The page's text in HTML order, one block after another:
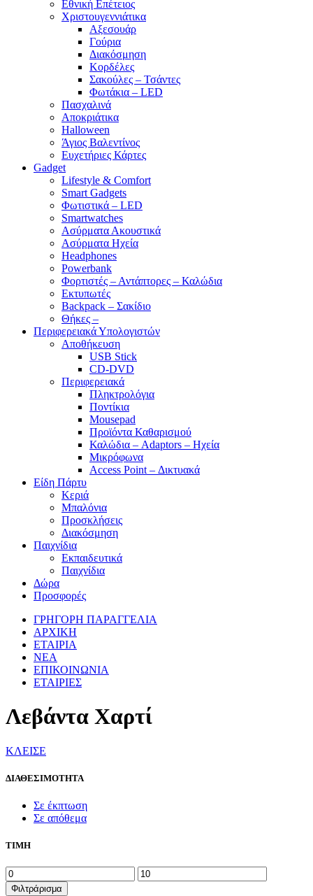
Εθνική Επέτειος
Χριστουγεννιάτικα
Αξεσουάρ
Γούρια
Διακόσμηση
Κορδέλες
Σακούλες – Τσάντες
Φωτάκια – LED
Πασχαλινά
Αποκριάτικα
Halloween
Άγιος Βαλεντίνος
Ευχετήριες Κάρτες
Gadget
Lifestyle & Comfort
Smart Gadgets
Φωτιστικά – LED
Smartwatches
Ασύρματα Ακουστικά
Ασύρματα Ηχεία
Headphones
Powerbank
Φορτιστές – Αντάπτορες – Καλώδια
Εκτυπωτές
Backpack – Σακίδιο
Θήκες –
Περιφερειακά Υπολογιστών
Αποθήκευση
USB Stick
CD-DVD
Περιφερειακά
Πληκτρολόγια
Ποντίκια
Mousepad
Προϊόντα Καθαρισμού
Καλώδια – Adaptors – Ηχεία
Μικρόφωνα
Access Point – Δικτυακά
Είδη Πάρτυ
Κεριά
Μπαλόνια
Προσκλήσεις
Διακόσμηση
Παιχνίδια
Εκπαιδευτικά
Παιχνίδια
Δώρα
Προσφορές
ΓΡΗΓΟΡΗ ΠΑΡΑΓΓΕΛΙΑ
ΑΡΧΙΚΗ
ΕΤΑΙΡΙΑ
ΝΕΑ
ΕΠΙΚΟΙΝΩΝΙΑ
ΕΤΑΙΡΙΕΣ
Λεβάντα Χαρτί
ΚΛΕΙΣΕ
ΔΙΑΘΕΣΙΜΟΤΗΤΑ
Σε έκπτωση
Σε απόθεμα
ΤΙΜΗ
Ελάχιστη
τιμή
Μέγιστη
τιμή
Φιλτράρισμα